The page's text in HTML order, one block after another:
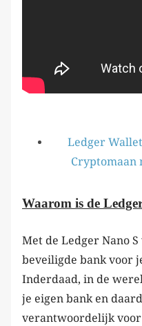
Ledger
Cryptomaan
Waarom is de
Met de Ledger Nano
beveiligde bank voor
Inderdaad, in de
je eigen bank en
verantwoordelijk